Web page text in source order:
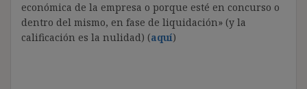
económica de la empresa o porque esté en concurso o
dentro del mismo, en fase de liquidación» (y la
calificación es la nulidad) (aquí)